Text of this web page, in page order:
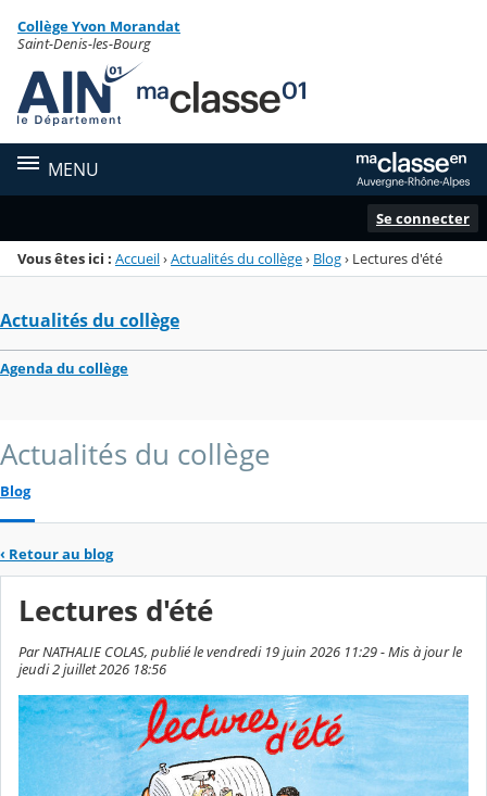
Menu de la rubrique
Contenu
Collège Yvon Morandat
Saint-Denis-les-Bourg
MENU
Se connecter
Vous êtes ici : Accueil›Actualités du collège› Blog› Lectures d'été
Actualités du collège
Agenda du collège
Actualités du collège
Blog
‹ Retour au blog
Lectures d'été
Par NATHALIE COLAS, publié le vendredi 19 juin 2026 11:29 - Mis à jour le
jeudi 2 juillet 2026 18:56